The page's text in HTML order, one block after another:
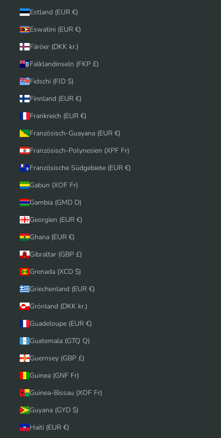
Estland (EUR €)
Eswatini (EUR €)
Färöer (DKK kr.)
Falklandinseln (FKP £)
Fidschi (FJD $)
Finnland (EUR €)
Frankreich (EUR €)
Französisch-Guayana (EUR €)
Französisch-Polynesien (XPF Fr)
Französische Südgebiete (EUR €)
Gabun (XOF Fr)
Gambia (GMD D)
Georgien (EUR €)
Ghana (EUR €)
Gibraltar (GBP £)
Grenada (XCD $)
Griechenland (EUR €)
Grönland (DKK kr.)
Guadeloupe (EUR €)
Guatemala (GTQ Q)
Guernsey (GBP £)
Guinea (GNF Fr)
Guinea-Bissau (XOF Fr)
Guyana (GYD $)
Haiti (EUR €)